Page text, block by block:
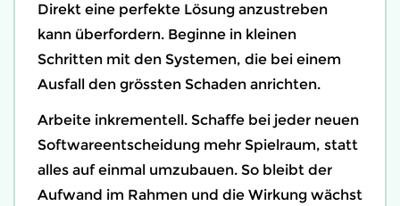
Direkt eine perfekte Lösung anzustreben
kann überfordern. Beginne in kleinen
Schritten mit den Systemen, die bei einem
Ausfall den grössten Schaden anrichten.
Arbeite inkrementell. Schaffe bei jeder neuen
Softwareentscheidung mehr Spielraum, statt
alles auf einmal umzubauen. So bleibt der
Aufwand im Rahmen und die Wirkung wächst